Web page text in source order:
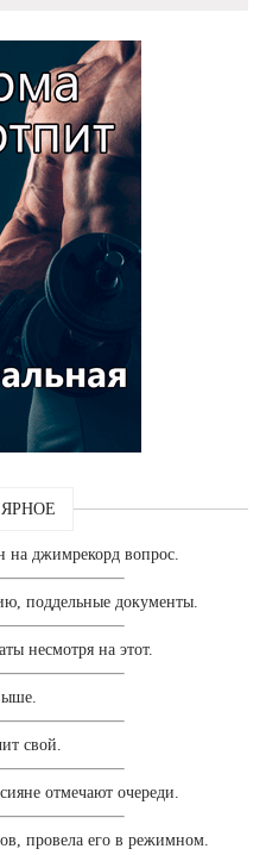
джимрекорд вопрос.
поддельные документы.
несмотря на этот.
свой.
отмечают очереди.
провела его в режимном.